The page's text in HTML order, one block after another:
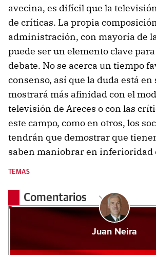
avecina, es difícil que la
de críticas. La propia
administración, con mayoría de
puede ser un elemento clave
debate. No se acerca un tiempo
consenso, así que la duda está en
mostrará más afinidad con el
televisión de Areces o con las
este campo, como en otros, los
tendrán que demostrar que
saben maniobrar en inferioridad
TEMAS
Comentarios
Juan Neira